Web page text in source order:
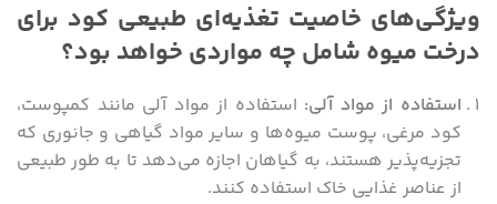
ویژگی‌های خاصیت تغذیه‌ای طبیعی کود برای
درخت میوه شامل چه مواردی خواهد بود؟
استفاده از مواد آلی: استفاده از مواد آلی مانند کمپوست،
کود مرغی، پوست میوه‌ها و سایر مواد گیاهی و جانوری که
تجزیه‌پذیر هستند، به گیاهان اجازه می‌دهد تا به طور طبیعی
از عناصر غذایی خاک استفاده کنند.